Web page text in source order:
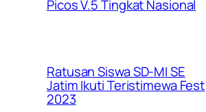
Picos V.5 Tingkat Nasional
Ratusan Siswa SD-MI SE
Jatim Ikuti Teristimewa Fest
2023